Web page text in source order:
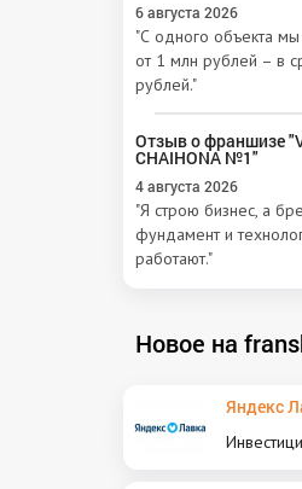
6 августа 2026
"С одного объекта
от 1 млн рублей – в
рублей."
Отзыв о франшизе
CHAIHONA №1"
4 августа 2026
"Я строю бизнес, а
фундамент и
работают."
Новое на
Яндекс